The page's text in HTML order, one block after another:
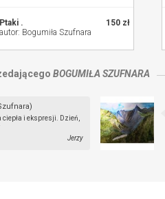
150 zł
Ptaki .
autor: Bogumiła Szufnara
BOGUMIŁA SZUFNARA
ciepła i ekspresji. Dzień,
Jerzy